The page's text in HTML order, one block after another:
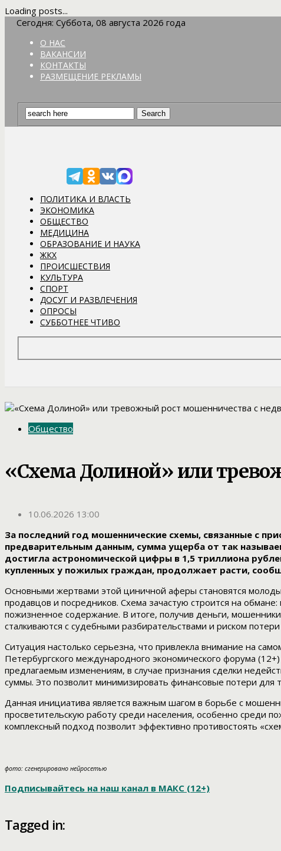
Loading posts...
Сегодня: Суббота, 08 августа 2026 года
О НАС
ВАКАНСИИ
КОНТАКТЫ
РАЗМЕЩЕНИЕ РЕКЛАМЫ
ПОЛИТИКА И ВЛАСТЬ
ЭКОНОМИКА
ОБЩЕСТВО
МЕДИЦИНА
ОБРАЗОВАНИЕ И НАУКА
ЖКХ
ПРОИСШЕСТВИЯ
КУЛЬТУРА
СПОРТ
ДОСУГ И РАЗВЛЕЧЕНИЯ
ОПРОСЫ
СУББОТНЕЕ ЧТИВО
Общество
«Схема Долиной» или
10.06.2026 13:00
За последний год мошеннические схемы, связанные с
предварительным данным, сумма ущерба от так
достигла астрономической цифры в 1,5 триллиона
купленных у пожилых граждан, продолжает расти,
Основными жертвами этой циничной аферы становятся
продавцов и посредников. Схема зачастую строится на
пожизненное содержание. В итоге, получив деньги,
сталкиваются с судебными разбирательствами и риском
Ситуация настолько серьезна, что привлекла внимание на
Петербургского международного экономического форума
предлагаемым изменениям, в случае признания сделки
суммы. Это позволит минимизировать финансовые потери
Данная инициатива является важным шагом в борьбе с
просветительскую работу среди населения, особенно среди
комплексный подход позволит эффективно противостоять
фото: сгенерировано нейросетью
Подписывайтесь на наш канал в МАКС (12+)
Tagged in: